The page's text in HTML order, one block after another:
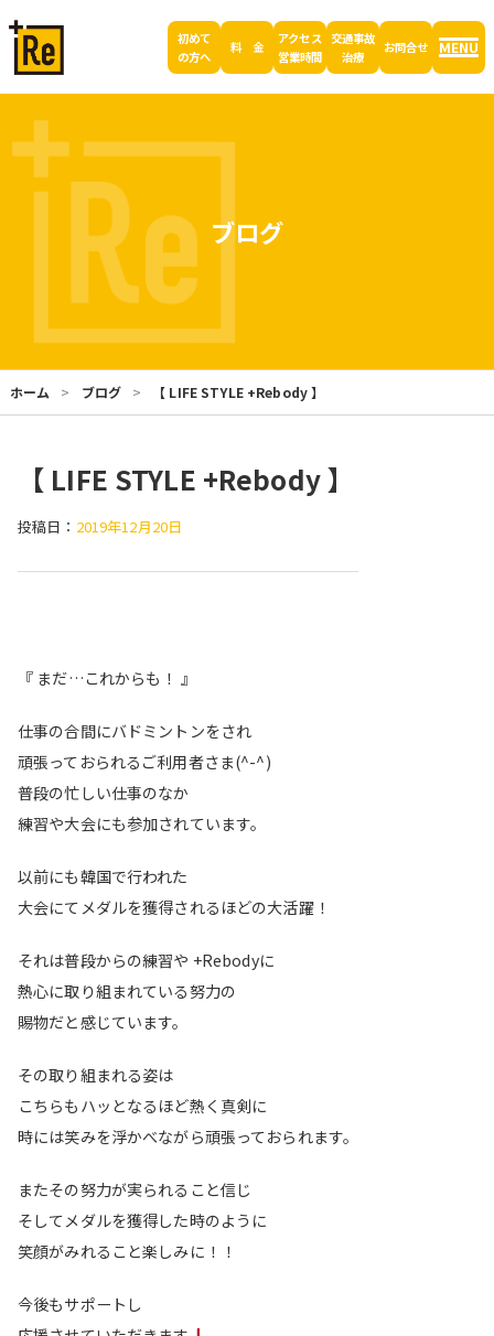
初めて
の方へ
料 金
アクセス
営業時間
交通事故
治療
お問合せ MENU
ブログ
ホーム ブログ 【 LIFE STYLE +Rebody 】
【 LIFE STYLE +Rebody 】
投稿日： 2019年12月20日
『 まだ…これからも！ 』
仕事の合間にバドミントンをされ
頑張っておられるご利用者さま(^-^)
普段の忙しい仕事のなか
練習や大会にも参加されています。
以前にも韓国で行われた
大会にてメダルを獲得されるほどの大活躍！
それは普段からの練習や +Rebodyに
熱心に取り組まれている努力の
賜物だと感じています。
その取り組まれる姿は
こちらもハッとなるほど熱く真剣に
時には笑みを浮かべながら頑張っておられます。
またその努力が実られること信じ
そしてメダルを獲得した時のように
笑顔がみれること楽しみに！！
今後もサポートし